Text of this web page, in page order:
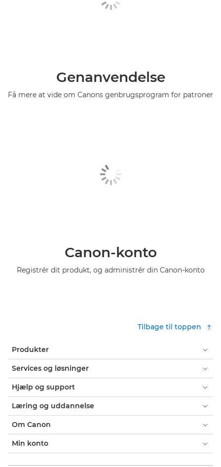
Genanvendelse
Få mere at vide om Canons genbrugsprogram for patroner
Canon-konto
Registrér dit produkt, og administrér din Canon-konto
Tilbage til toppen
Produkter
Services og løsninger
Hjælp og support
Læring og uddannelse
Om Canon
Min konto